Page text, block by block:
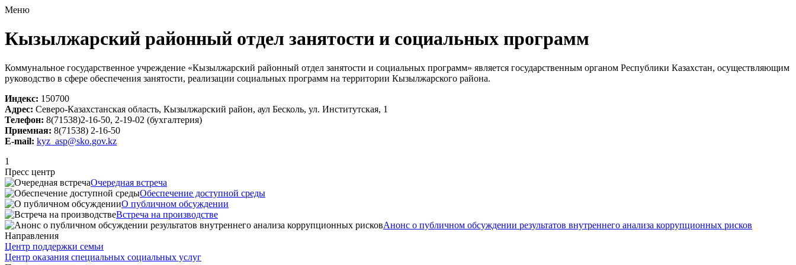
Меню
Кызылжарский районный отдел занятости и социальных программ
Коммунальное государственное учреждение «Кызылжарский районный отдел занятости и социальных программ» является государственным органом Республики Казахстан, осуществляющим
руководство в сфере обеспечения занятости, реализации социальных программ на территории Кызылжарского района.
Индекс: 150700
Адрес: Северо-Казахстанская область, Кызылжарский район, аул Бесколь, ул. Институтская, 1
Телефон: 8(71538)2-16-50, 2-19-02 (бухгалтерия)
Приемная: 8(71538) 2-16-50
E-mail: kyz_asp@sko.gov.kz
1
Пресс центр
Очередная встреча
Обеспечение доступной среды
О публичном обсуждении
Встреча на производстве
Анонс о публичном обсуждении результатов внутреннего анализа коррупционных рисков
Направления
Центр поддержки семьи
Центр оказания специальных социальных услуг